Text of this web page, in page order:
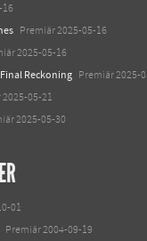
16
Premiär 2025-05-16
2025-05-16
Reckoning Premiär 2025-
2025-05-21
2025-05-30
01
Premiär 2004-09-19